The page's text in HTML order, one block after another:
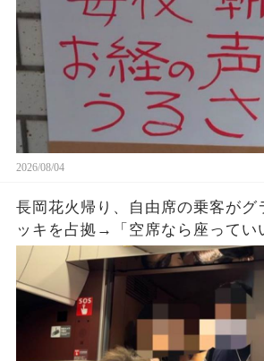
2026/08/04
長岡花火帰り、自由席の乗客がグ
ッキを占拠→「空席なら座ってい
をのぞき続けた直後、車掌が乗車
と…